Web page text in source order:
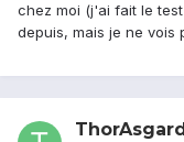
chez moi (j'ai fait le
depuis, mais je ne vois
ThorAsgard